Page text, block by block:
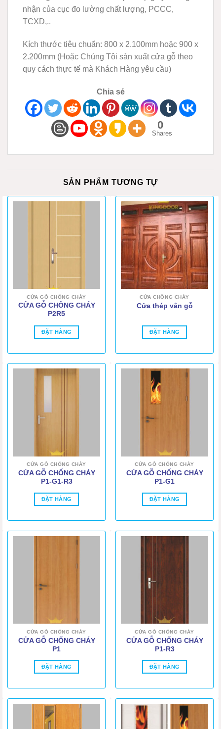
nhận của cục đo lường chất lượng, PCCC,
TCXD,..
Kích thước tiêu chuẩn: 800 x 2.100mm hoặc 900 x
2.200mm (Hoặc Chúng Tôi sản xuất cửa gỗ theo
quy cách thực tế mà Khách Hàng yêu cầu)
Chia sẻ
0
Shares
SẢN PHẨM TƯƠNG TỰ
CỬA GỖ CHỐNG CHÁY
CỬA GỖ CHỐNG CHÁY
P2R5
ĐẶT HÀNG
CỬA CHỐNG CHÁY
Cửa thép vân gỗ
ĐẶT HÀNG
CỬA GỖ CHỐNG CHÁY
CỬA GỖ CHỐNG CHÁY
P1-G1-R3
ĐẶT HÀNG
CỬA GỖ CHỐNG CHÁY
CỬA GỖ CHỐNG CHÁY
P1-G1
ĐẶT HÀNG
CỬA GỖ CHỐNG CHÁY
CỬA GỖ CHỐNG CHÁY
P1
ĐẶT HÀNG
CỬA GỖ CHỐNG CHÁY
CỬA GỖ CHỐNG CHÁY
P1-R3
ĐẶT HÀNG